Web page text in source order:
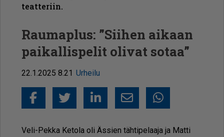
teatteriin.
Raumaplus: ”Siihen aikaan
paikallispelit olivat sotaa”
22.1.2025 8.21 Urheilu
FacebookTwitter
LinkedIn
SähköpostiWhatsapp
Veli-Pek­ka Ke­to­la oli Äs­sien täh­ti­pe­laa­ja ja Mat­ti